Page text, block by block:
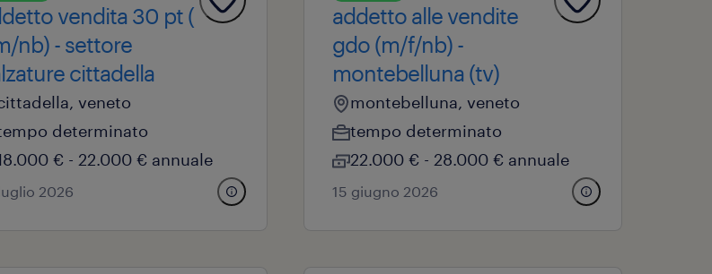
vendita 30 pt (
nb) - settore
cittadella
veneto
determinato
€ - 22.000 € annuale
2026
addetto alle vendite
gdo (m/f/nb) -
montebelluna (tv)
montebelluna, veneto
tempo determinato
22.000 € - 28.000 € annuale
15 giugno 2026